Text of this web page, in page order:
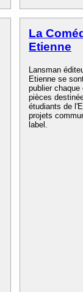
La
Etienne
Lansman
Etienne se
publier
pièces
étudiants de
projets
label.